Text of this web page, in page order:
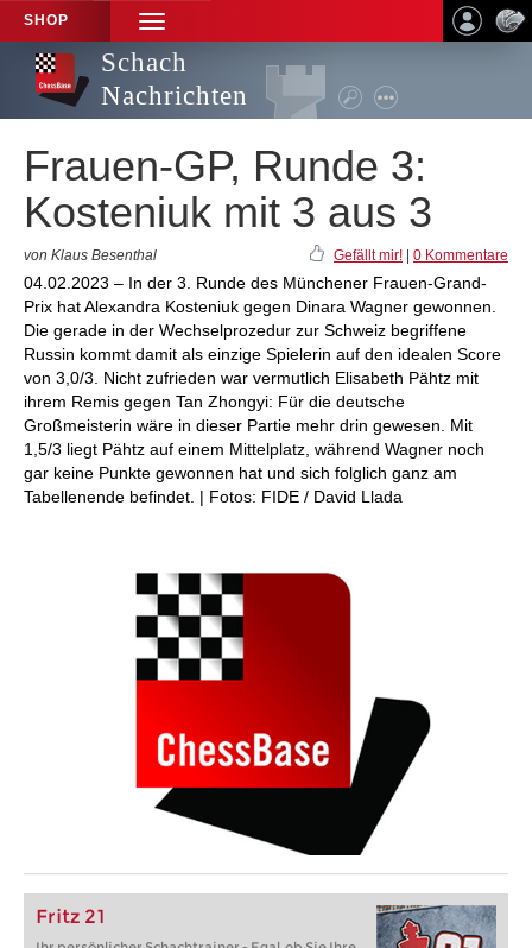
SHOP
TOGGLE
NAVIGATION
Schach
Nachrichten
Frauen-GP, Runde 3:
Kosteniuk mit 3 aus 3
von Klaus Besenthal Gefällt mir! 0 Kommentare
04.02.2023 – In der 3. Runde des Münchener Frauen-Grand-
Prix hat Alexandra Kosteniuk gegen Dinara Wagner gewonnen.
Die gerade in der Wechselprozedur zur Schweiz begriffene
Russin kommt damit als einzige Spielerin auf den idealen Score
von 3,0/3. Nicht zufrieden war vermutlich Elisabeth Pähtz mit
ihrem Remis gegen Tan Zhongyi: Für die deutsche
Großmeisterin wäre in dieser Partie mehr drin gewesen. Mit
1,5/3 liegt Pähtz auf einem Mittelplatz, während Wagner noch
gar keine Punkte gewonnen hat und sich folglich ganz am
Tabellenende befindet. | Fotos: FIDE / David Llada
Fritz 21